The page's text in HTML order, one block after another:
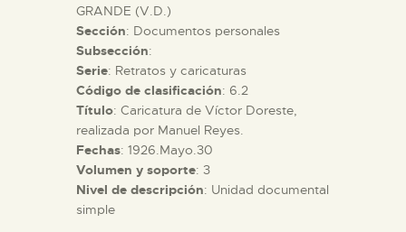
█
EL MUSEO
COLECCIONES
DIDÁCTICA
GRANDE (V.D.)
Sección: Documentos personales
Subsección:
Serie: Retratos y caricaturas
Código de clasificación: 6.2
Título: Caricatura de Víctor Doreste,
realizada por Manuel Reyes.
Fechas: 1926.Mayo.30
Volumen y soporte: 3
Nivel de descripción: Unidad documental
simple